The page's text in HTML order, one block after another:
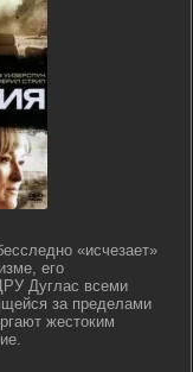
«исчезает»
его
Дуглас всеми
за пределами
жестоким